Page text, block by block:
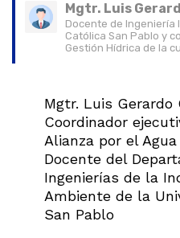
Mgtr. Luis
Docente de Ingeniería
Católica San Pablo y
Gestión Hídrica de la
Mgtr. Luis Gerardo
Coordinador
Alianza por el Agua
Docente del
Ingenierías de la
Ambiente de la
San Pablo